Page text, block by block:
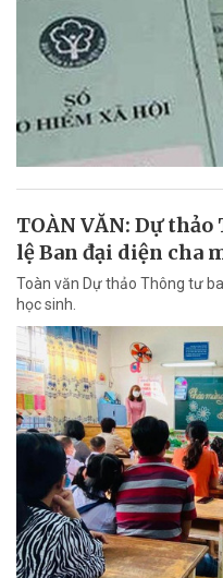
TOÀN VĂN: Dự
lệ Ban đại diện cha
Toàn văn Dự thảo Thông tư
học sinh.